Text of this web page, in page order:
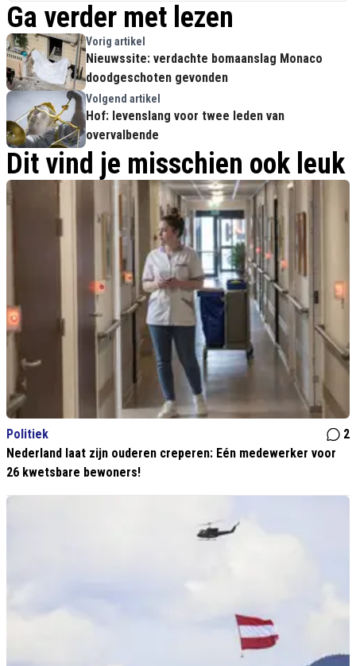
Ga verder met lezen
Vorig artikel
Nieuwssite: verdachte bomaanslag Monaco
doodgeschoten gevonden
Volgend artikel
Hof: levenslang voor twee leden van
overvalbende
Dit vind je misschien ook leuk
Politiek
2
Nederland laat zijn ouderen creperen: Eén medewerker voor
26 kwetsbare bewoners!